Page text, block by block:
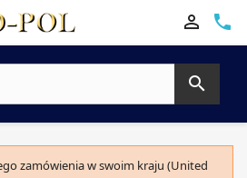
phone


zamówienia w swoim kraju (United